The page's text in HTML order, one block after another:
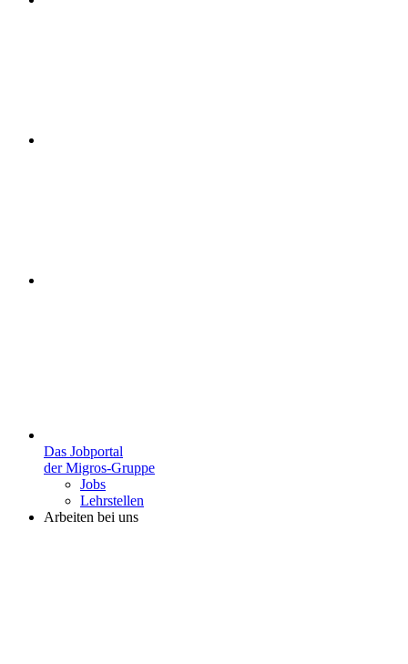
Das Jobportal
der Migros-Gruppe
Jobs
Lehrstellen
Arbeiten bei uns